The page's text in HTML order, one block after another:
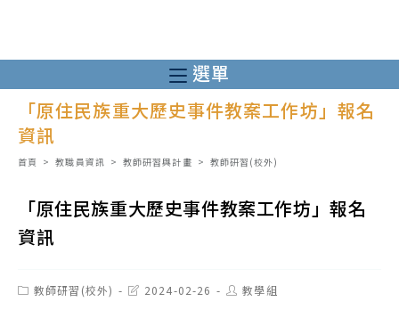
至
主
選單
「原住民族重大歷史事件教案工作坊」報名
資訊
首頁 > 教職員資訊 > 教師研習與計畫 > 教師研習(校外)
「原住民族重大歷史事件教案工作坊」報名
資訊
Post教師研習(校外)
Post2024-02-26
Post教學組